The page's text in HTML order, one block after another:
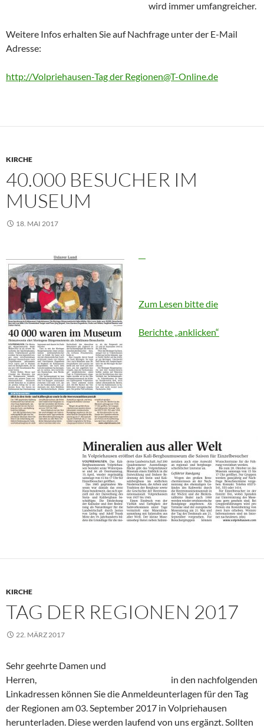
wird immer umfangreicher.
Weitere Infos erhalten Sie auf Nachfrage unter der E-Mail
Adresse:
http://Volpriehausen-Tag der Regionen@T-Online.de
KIRCHE
40.000 BESUCHER IM
MUSEUM
18. MAI 2017
Zum Lesen bitte die
Berichte „anklicken“
KIRCHE
TAG DER REGIONEN 2017
22. MÄRZ 2017
Sehr geehrte Damen und
Herren, in den nachfolgenden
Linkadressen können Sie die Anmeldeunterlagen für den Tag
der Regionen am 03. September 2017 in Volpriehausen
herunterladen. Diese werden laufend von uns ergänzt. Sollten